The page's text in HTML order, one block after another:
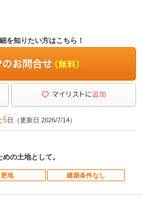
を知りたい方はこちら！
5日（更新日 2026/7/14）
の土地として。
更地 建築条件なし